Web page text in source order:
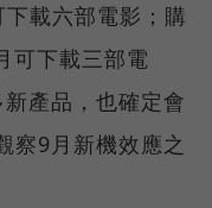
載六部電影；購
可下載三部電
產品，也確定會
察9月新機效應之